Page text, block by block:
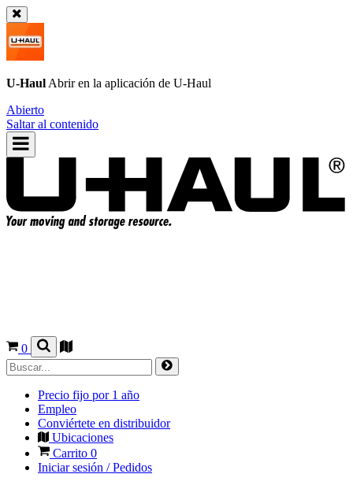
U-Haul Abrir en la aplicación de U-Haul
Abierto
Saltar al contenido
0
Precio fijo por 1 año
Empleo
Conviértete en distribuidor
Ubicaciones
Carrito 0
Iniciar sesión / Pedidos